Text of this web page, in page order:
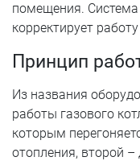
помещения.
корректирует
Принцип
Из названия
работы газового
которым
отопления, второй